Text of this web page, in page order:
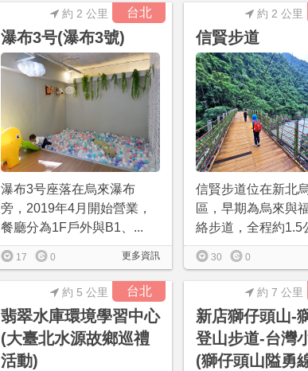
台北
約 2 公里
瀑布3号(瀑布3號)
瀑布3号座落在烏來瀑布
旁，2019年4月開始營業，
餐廳分為1F戶外與B1、...
更多資訊
17 0
約 2 公里
信賢步道
信賢步道位在新北
區，早期為烏來與
絡步道，全程約1.5
30 0
台北
約 5 公里
翡翠水庫環境學習中心
(大臺北水源故鄉巡禮
活動)
約 7 公里
新店獅仔頭山-
登山步道-台灣
(獅仔頭山隘勇